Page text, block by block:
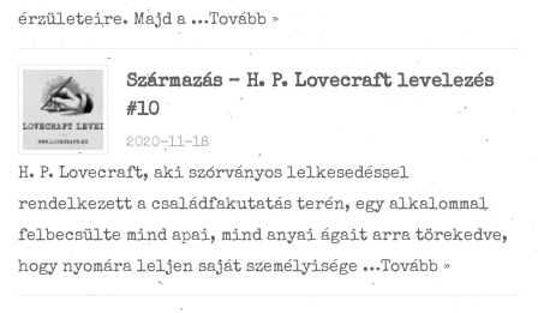
érzületeire. Majd a …Tovább »
Származás – H. P. Lovecraft levelezés
#10
2020-11-18
H. P. Lovecraft, aki szórványos lelkesedéssel
rendelkezett a családfakutatás terén, egy alkalommal
felbecsülte mind apai, mind anyai ágait arra törekedve,
hogy nyomára leljen saját személyisége …Tovább »